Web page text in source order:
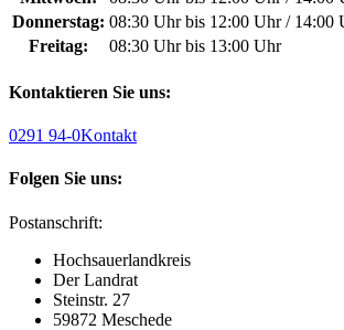
Donnerstag: 08:30 Uhr bis 12:00 Uhr / 14:00
Freitag:
08:30 Uhr bis 13:00 Uhr
Kontaktieren Sie uns:
0291 94-0Kontakt
Folgen Sie uns:
Postanschrift:
Hochsauerlandkreis
Der Landrat
Steinstr. 27
59872 Meschede